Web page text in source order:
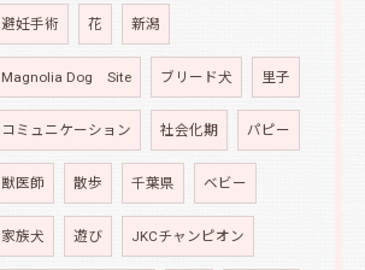
避妊手術 花 新潟
Magnolia Dog Site ブリード犬 里子
コミュニケーション 社会化期 パピー
獣医師 散歩 千葉県 ベビー
家族犬 遊び JKCチャンピオン